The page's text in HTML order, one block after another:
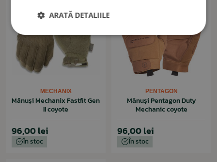
MECHANIX
Mănuși Mechanix Fastfit Gen
II coyote
96,00 lei
În stoc
PENTAGON
Mănuși Pentagon Duty
Mechanic coyote
96,00 lei
În stoc
ARATĂ DETALIILE